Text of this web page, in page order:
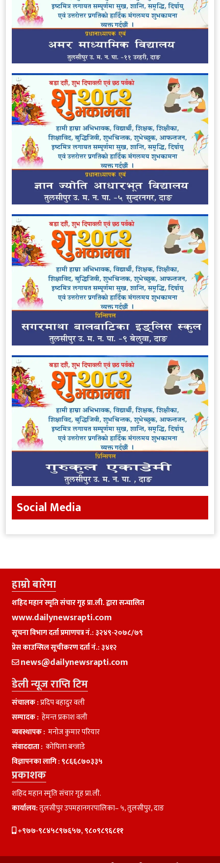
Social Media
हाम्राे बारेमा
शहिद महान स्मृति संचार गृह प्रा.ली. द्वारा सन्चालित
www.dailynewsrapti.com
सूचना विभाग दर्ता प्रमाणपत्र नं.: ३२४९-२०७८/७९
प्रेस काउन्सिल सूचीकरण दर्ता नं.: ३४१२
news@dailynewsrapti.com
डेली न्यूज राप्ति टिम
संचालक :प्रदिप बहादुर वली
सम्पादक : हेमन्त प्रकाश वली
व्यवस्थापक : मनाेज कुमार परियार
संवाददाता : काेपिला बन्जाडे
विज्ञापनका लागि : ९८६६८७०३३५
प्रकाशक
शहिद महान स्मृति संचार गृह प्रा.ली.
कार्यालय:तुलसीपुर उपमहानगरपालिका– ५, तुलसीपुर, दाङ
+९७७-९८४५८९७६५७, ९८०९८९६८११